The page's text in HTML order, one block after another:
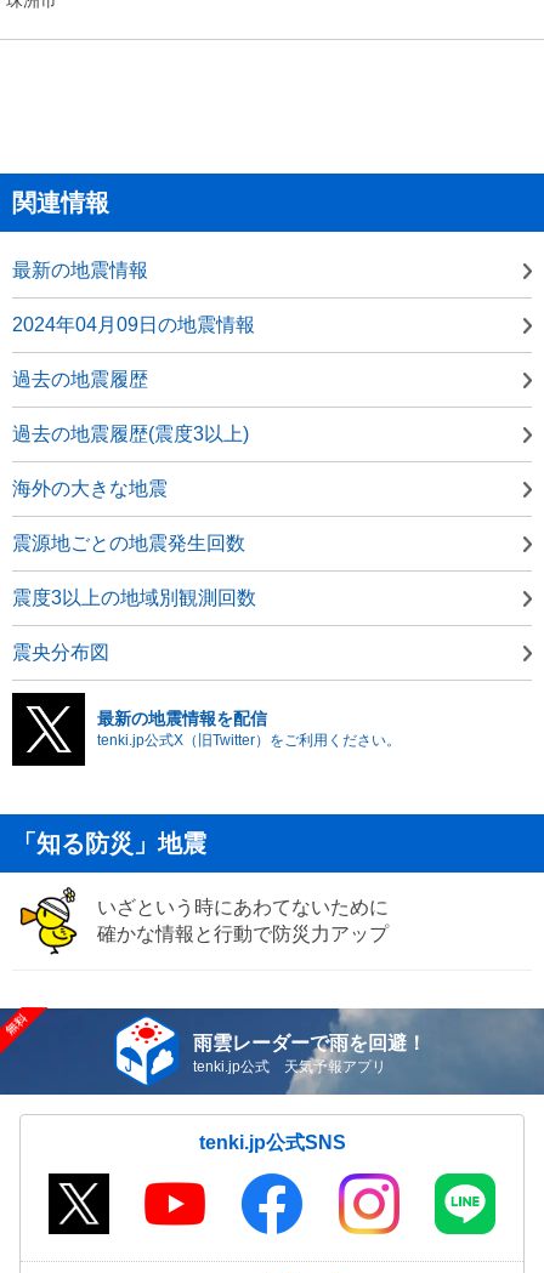
関連情報
最新の地震情報
2024年04月09日の地震情報
過去の地震履歴
過去の地震履歴(震度3以上)
海外の大きな地震
震源地ごとの地震発生回数
震度3以上の地域別観測回数
震央分布図
最新の地震情報を配信
tenki.jp公式X（旧Twitter）をご利用ください。
「知る防災」地震
いざという時にあわてないために
確かな情報と行動で防災力アップ
雨雲レーダーで雨を回避！
tenki.jp公式 天気予報アプリ
tenki.jp公式SNS